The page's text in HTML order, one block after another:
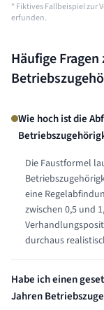
* Fiktives Fallbeispiel zur
erfunden.
Häufige
Wie hoch ist die
Die Faustformel
eine
zwischen 0,5 und
durchaus
Habe ich einen
Jahren